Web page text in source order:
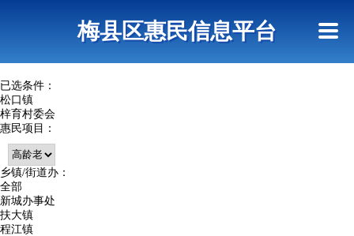
查询指引梅县区惠民信息平台
已选条件：
松口镇
梓育村委会
惠民项目：
乡镇/街道办：
全部
新城办事处
扶大镇
程江镇